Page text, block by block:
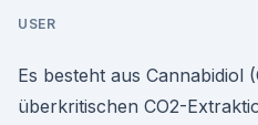
USER
Es besteht aus Cannabidiol
überkritischen CO2-